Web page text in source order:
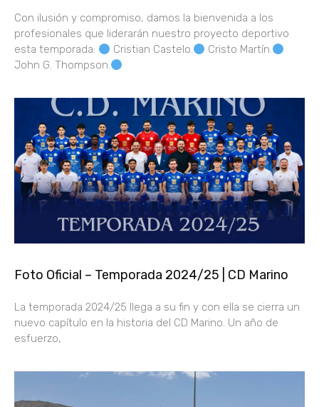
Con ilusión y compromiso, damos la bienvenida a los
profesionales que liderarán nuestro proyecto deportivo
esta temporada:
Cristian Castelo.
Cristo Martín.
John G. Thompson.
Foto Oficial – Temporada 2024/25 | CD Marino
La temporada 2024/25 llega a su fin y con ella se cierra un
nuevo capítulo en la historia del CD Marino. Un año de
esfuerzo,